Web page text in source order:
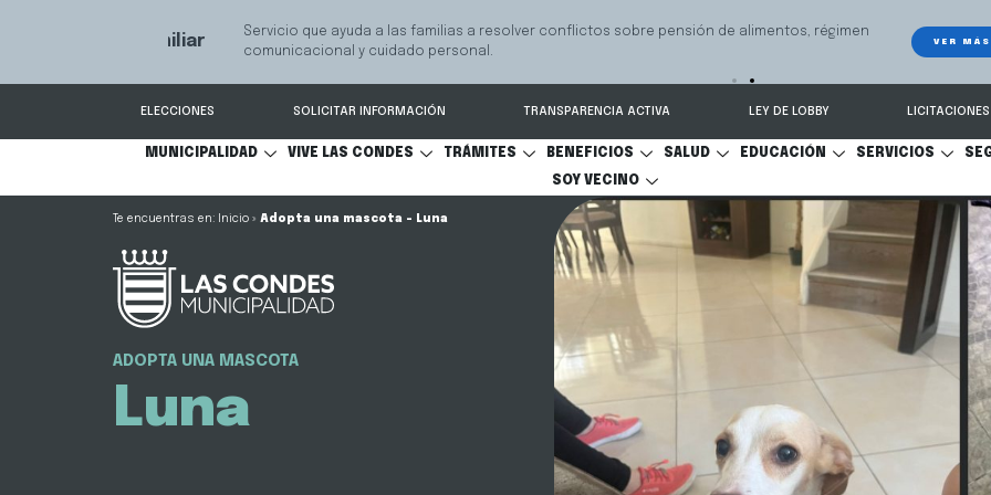
GPS Municipal – Auto
Protegido
Sistema de seguimiento y recuperación de vehículos, conectado 24/7 a Seguridad
Condes.
ELECCIONES SOLICITAR INFORMACIÓN TRANSPARENCIA ACTIVA LEY DE LOBBY LICITACIONES
MUNICIPALIDAD VIVE LAS CONDES TRÁMITES BENEFICIOS SALUD EDUCACIÓN SERVICIOS
SOY VECINO
Inicio » Adopta una mascota – Luna
ADOPTA UNA MASCOTA
Luna